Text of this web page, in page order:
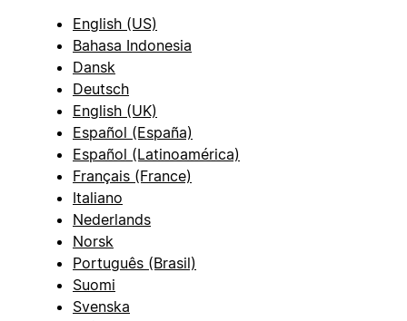
English (US)
Bahasa Indonesia
Dansk
Deutsch
English (UK)
Español (España)
Español (Latinoamérica)
Français (France)
Italiano
Nederlands
Norsk
Português (Brasil)
Suomi
Svenska